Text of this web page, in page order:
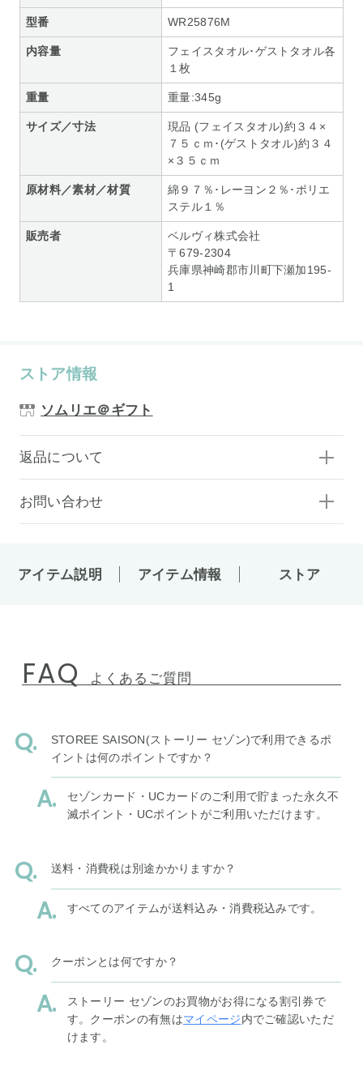
型番 WR25876M
内容量
フェイスタオル･ゲストタオル各
１枚
重量 重量:345g
サイズ／寸法
現品 (フェイスタオル)約３４×
７５ｃｍ･(ゲストタオル)約３４
×３５ｃｍ
原材料／素材／材質
綿９７％･レーヨン２％･ポリエ
ステル１％
販売者
ベルヴィ株式会社
〒679-2304
兵庫県神崎郡市川町下瀬加195-
1
ストア情報
ソムリエ＠ギフト
返品について
お問い合わせ
アイテム説明 アイテム情報 ストア
FAQ よくあるご質問
STOREE SAISON(ストーリー セゾン)で利用できるポ
イントは何のポイントですか？
セゾンカード・UCカードのご利用で貯まった永久不
滅ポイント・UCポイントがご利用いただけます。
送料・消費税は別途かかりますか？
すべてのアイテムが送料込み・消費税込みです。
クーポンとは何ですか？
ストーリー セゾンのお買物がお得になる割引券で
す。クーポンの有無はマイページ内でご確認いただ
けます。